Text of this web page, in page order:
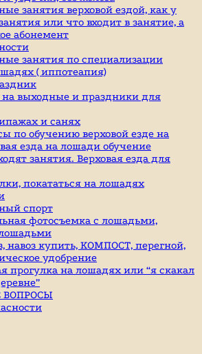
занятия верховой ездой, как у
или что входит в занятие, а
абонемент
занятия по специализации
( иппотеапия)
выходные и праздники для
и санях
по обучению верховой езде на
езда на лошади обучение
занятия. Верховая езда для
покататься на лошадях
спорт
фотосъемка с лошадьми,
навоз купить, КОМПОСТ, перегной,
удобрение
прогулка на лошадях или “я скакал
ВОПРОСЫ